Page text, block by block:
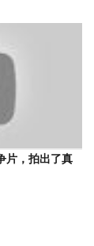
片，拍出了真